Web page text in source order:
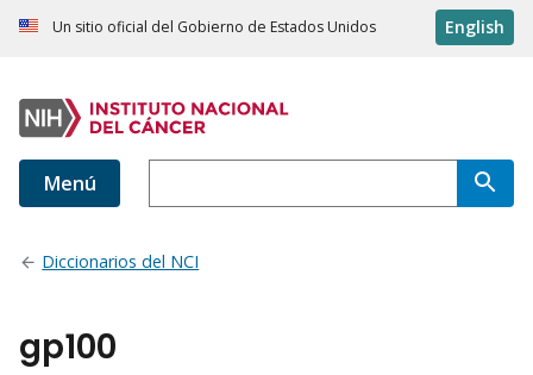
Un sitio oficial del Gobierno de Estados Unidos English
Menú
Diccionarios del NCI
gp100